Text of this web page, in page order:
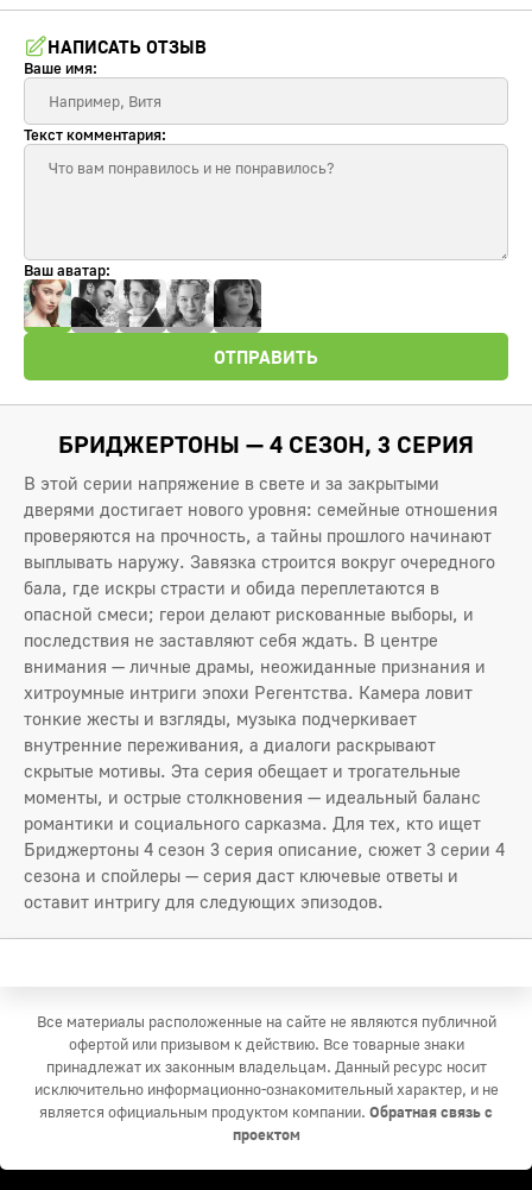
НАПИСАТЬ ОТЗЫВ
Ваше имя:
Текст комментария:
Ваш аватар:
ОТПРАВИТЬ
БРИДЖЕРТОНЫ — 4 СЕЗОН, 3 СЕРИЯ
В этой серии напряжение в свете и за закрытыми
дверями достигает нового уровня: семейные отношения
проверяются на прочность, а тайны прошлого начинают
выплывать наружу. Завязка строится вокруг очередного
бала, где искры страсти и обида переплетаются в
опасной смеси; герои делают рискованные выборы, и
последствия не заставляют себя ждать. В центре
внимания — личные драмы, неожиданные признания и
хитроумные интриги эпохи Регентства. Камера ловит
тонкие жесты и взгляды, музыка подчеркивает
внутренние переживания, а диалоги раскрывают
скрытые мотивы. Эта серия обещает и трогательные
моменты, и острые столкновения — идеальный баланс
романтики и социального сарказма. Для тех, кто ищет
Бриджертоны 4 сезон 3 серия описание, сюжет 3 серии 4
сезона и спойлеры — серия даст ключевые ответы и
оставит интригу для следующих эпизодов.
Все материалы расположенные на сайте не являются публичной
офертой или призывом к действию. Все товарные знаки
принадлежат их законным владельцам. Данный ресурс носит
исключительно информационно-ознакомительный характер, и не
является официальным продуктом компании. Обратная связь с
проектом